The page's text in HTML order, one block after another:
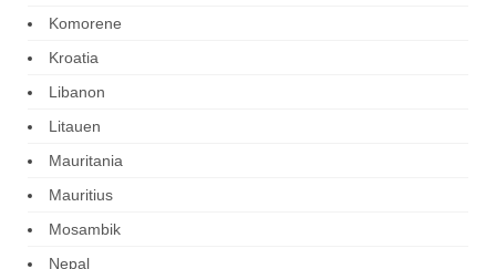
Komorene
Kroatia
Libanon
Litauen
Mauritania
Mauritius
Mosambik
Nepal